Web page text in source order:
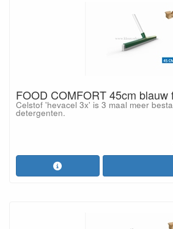
FOOD COMFORT 45cm blauw
Celstof 'hevacel 3x' is 3 maal meer
detergenten.